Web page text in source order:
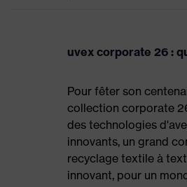
uvex corporate 26 :
Pour fêter son
collection corporate
des technologies
innovants, un grand
recyclage textile à
innovant, pour un